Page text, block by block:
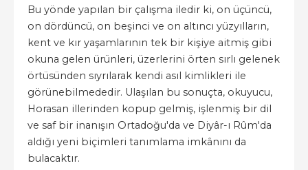
Bu yönde yapılan bir çalışma iledir ki, on üçüncü,
on dördüncü, on beşinci ve on altıncı yüzyılların,
kent ve kır yaşamlarının tek bir kişiye aitmiş gibi
okuna gelen ürünleri, üzerlerini örten sırlı gelenek
örtüsünden sıyrılarak kendi asıl kimlikleri ile
görünebilmededir. Ulaşılan bu sonuçta, okuyucu,
Horasan illerinden kopup gelmiş, işlenmiş bir dil
ve saf bir inanışın Ortadoğu'da ve Diyâr-ı Rûm'da
aldığı yeni biçimleri tanımlama imkânını da
bulacaktır.